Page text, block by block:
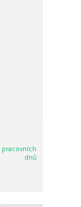
pracovních
dnů